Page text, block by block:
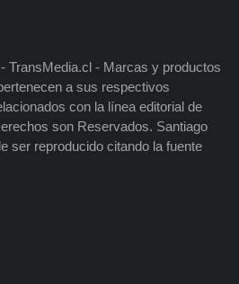
TransMedia.cl - Marcas y productos
a sus respectivos
con la línea editorial de
son Reservados. Santiago
ser reproducido citando la fuente